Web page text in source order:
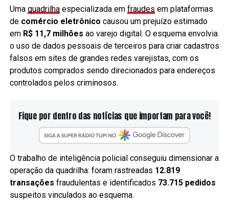
Uma quadrilhaespecializada em fraudes em plataformas
de comércio eletrônico causou um prejuízo estimado
em R$ 11,7 milhões ao varejo digital. O esquema envolvia
o uso de dados pessoais de terceiros para criar cadastros
falsos em sites de grandes redes varejistas, com os
produtos comprados sendo direcionados para endereços
controlados pelos criminosos.
Fique por dentro das notícias que importam para você!
O trabalho de inteligência policial conseguiu dimensionar a
operação da quadrilha: foram rastreadas 12.819
transações fraudulentas e identificados 73.715 pedidos
suspeitos vinculados ao esquema.